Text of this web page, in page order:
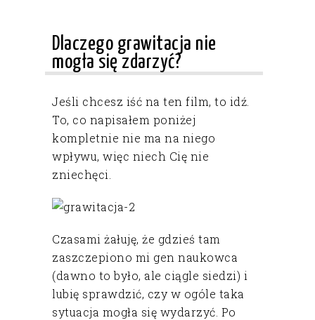
Dlaczego grawitacja nie
mogła się zdarzyć?
Jeśli chcesz iść na ten film, to idź.
To, co napisałem poniżej
kompletnie nie ma na niego
wpływu, więc niech Cię nie
zniechęci.
Czasami żałuję, że gdzieś tam
zaszczepiono mi gen naukowca
(dawno to było, ale ciągle siedzi) i
lubię sprawdzić, czy w ogóle taka
sytuacja mogła się wydarzyć. Po